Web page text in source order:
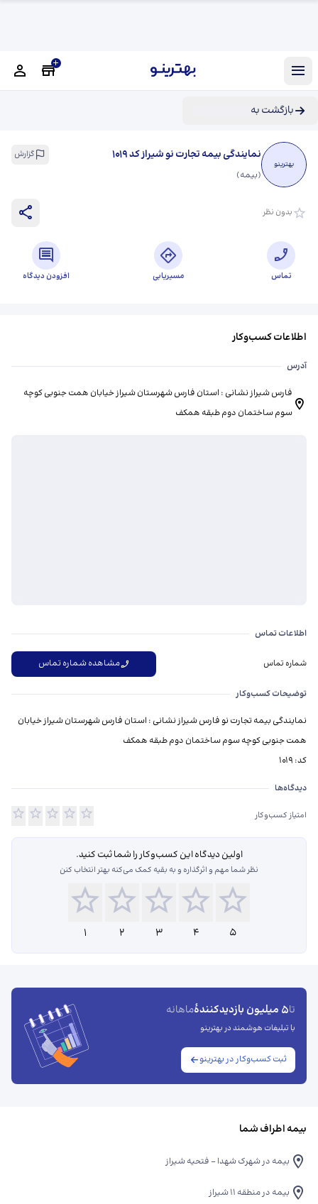
بازگشت به
بهترینو
نمایندگی بیمه تجارت نو شیراز کد 1019 گزارش
(بیمه)
بدون نظر
تماس مسیریابی افزودن دیدگاه
اطلاعات کسب‌وکار
آدرس
فارس شیراز نشانی : استان فارس شهرستان شیراز خیابان همت جنوبی کوچه
سوم ساختمان دوم طبقه همکف
اطلاعات تماس
شماره تماس مشاهده شماره تماس
توضیحات کسب‌وکار
نمایندگی بیمه تجارت نو فارس شیراز نشانی : استان فارس شهرستان شیراز خیابان
کد: 1019
دیدگاه‌ها درباره نمایندگی بیمه تجارت نو شیراز کد 1019
دیدگاه‌ها
امتیاز کسب‌وکار
اولین دیدگاه این کسب‌و‌کار را شما ثبت کنید.
نظر شما مهم و اثرگذاره و به بقیه کمک می‌کنه بهتر انتخاب کنن
1 2 3 4 5
تا5 میلیون بازدیدکنندهٔ ماهانه
با تبلیغات هوشمند در بهترینو
ثبت کسب‌وکار در بهترینو
بیمه اطراف شما
بیمه در شهرک شهدا - فتحیه شیراز
بیمه در منطقه ۱۱ شیراز